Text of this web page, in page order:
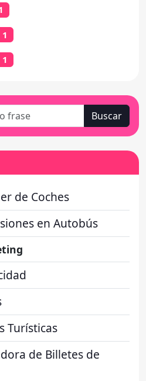
1
1
Buscar
de Coches
en Autobús
Turísticas
de Billetes de